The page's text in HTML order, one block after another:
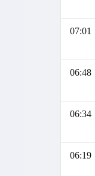
07:01
06:48
06:34
06:19